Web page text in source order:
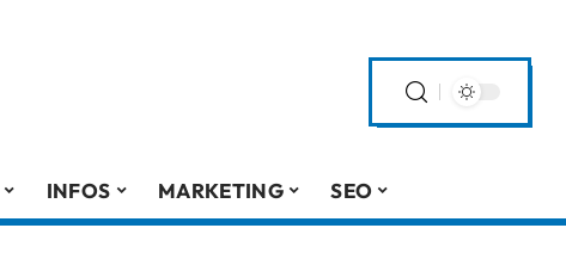
INFOS MARKETING SEO